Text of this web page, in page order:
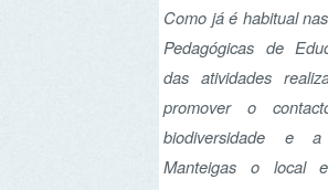
paisagem da Serra da
passo para as
evento.
Ler mais...